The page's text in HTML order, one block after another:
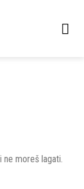
moreš lagati.